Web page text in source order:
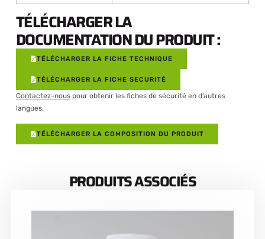
TÉLÉCHARGER LA
DOCUMENTATION DU PRODUIT :
TÉLÉCHARGER LA FICHE TECHNIQUE
TÉLÉCHARGER LA FICHE SECURITÉ
Contactez-nouspour obtenir les fiches de sécurité en d’autres
langues.
TÉLÉCHARGER LA COMPOSITION DU PRODUIT
PRODUITS ASSOCIÉS